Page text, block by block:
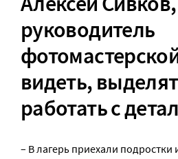
руководитель
видеть,
работать с
– В лагерь приехали